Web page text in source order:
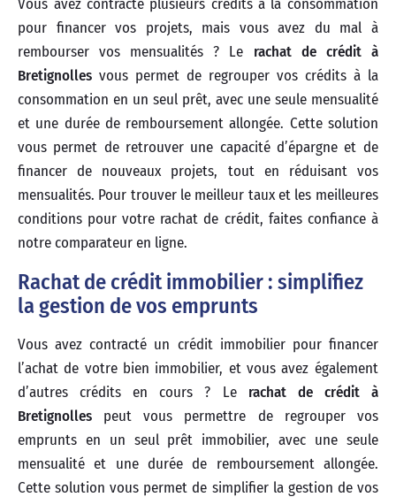
pour financer vos projets, mais vous avez du mal à
rembourser vos mensualités ? Le rachat de crédit à
Bretignolles vous permet de regrouper vos crédits à la
consommation en un seul prêt, avec une seule mensualité
et une durée de remboursement allongée. Cette solution
vous permet de retrouver une capacité d’épargne et de
financer de nouveaux projets, tout en réduisant vos
mensualités. Pour trouver le meilleur taux et les meilleures
conditions pour votre rachat de crédit, faites confiance à
notre comparateur en ligne.
Rachat de crédit immobilier : simplifiez
la gestion de vos emprunts
Vous avez contracté un crédit immobilier pour financer
l’achat de votre bien immobilier, et vous avez également
d’autres crédits en cours ? Le rachat de crédit à
Bretignolles peut vous permettre de regrouper vos
emprunts en un seul prêt immobilier, avec une seule
mensualité et une durée de remboursement allongée.
Cette solution vous permet de simplifier la gestion de vos